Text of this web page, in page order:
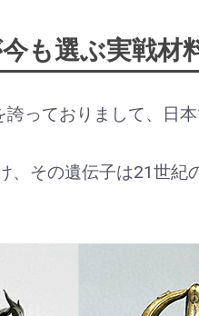
も選ぶ実戦材料
っておりまして、日
その遺伝子は21世紀